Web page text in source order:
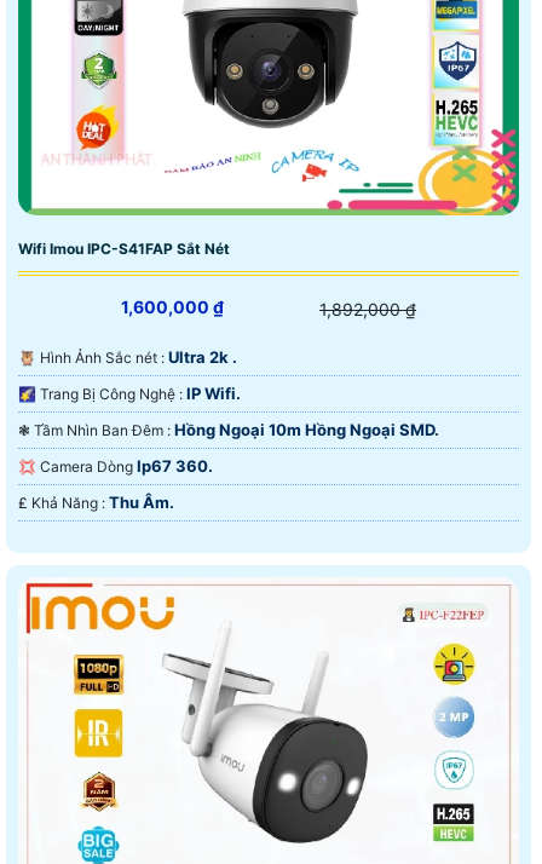
Wifi Imou IPC-S41FAP Sắt Nét
1,600,000 ₫ 1,892,000 ₫
🦉 Hình Ảnh Sắc nét : Ultra 2k .
🌠 Trang Bị Công Nghệ : IP Wifi.
❃ Tầm Nhìn Ban Đêm : Hồng Ngoại 10m Hồng Ngoại SMD.
💢 Camera Dòng Ip67 360.
️₤ Khả Năng : Thu Âm.